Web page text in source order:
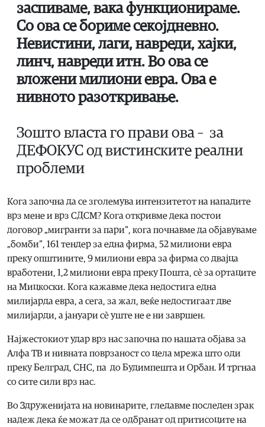
заспиваме, вака функционираме.
Со ова се бориме секојдневно.
Невистини, лаги, навреди, хајки,
линч, навреди итн. Во ова се
вложени милиони евра. Ова е
нивното разоткривање.
Зошто власта го прави ова – за
ДЕФОКУС од вистинските реални
проблеми
Кога започна да се зголемува интензитетот на нападите
врз мене и врз СДСМ? Кога откривме дека постои
договор „мигранти за пари“, кога почнавме да објавуваме
„бомби“, 161 тендер за една фирма, 52 милиони евра
преку општините, 9 милиони евра за фирма со двајца
вработени, 1,2 милиони евра преку Пошта, сè за ортаците
на Мицкоски. Кога кажавме дека недостига една
милијарда евра, а сега, за жал, веќе недостигаат две
милијарди, а јануари сè уште не е ни завршен.
Најжестокиот удар врз нас започна по нашата објава за
Алфа ТВ и нивната поврзаност со цела мрежа што оди
преку Белград, СНС, па до Будимпешта и Орбан. И тргнаа
со сите сили врз нас.
Во Здруженијата на новинарите, гледавме последен зрак
надеж дека ќе можат да се одбранат од притисоците на